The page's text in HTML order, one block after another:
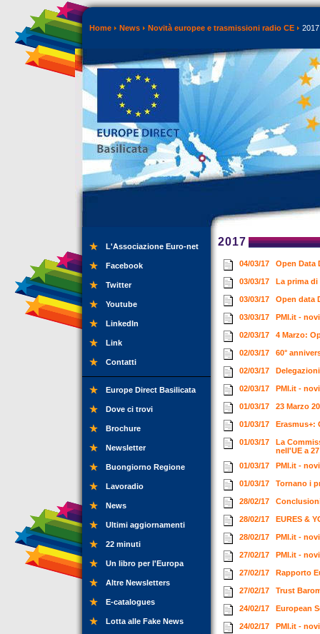
Home News Novità europee e trasmissioni radio CE 2017
L'Associazione Euro-net
Facebook
Twitter
Youtube
LinkedIn
Link
Contatti
Europe Direct Basilicata
Dove ci trovi
Brochure
Newsletter
Buongiorno Regione
Lavoradio
News
Ultimi aggiornamenti
22 minuti
Un libro per l'Europa
Altre Newsletters
E-catalogues
Lotta alle Fake News
2017
04/03/17 Open Data
03/03/17 La prima di
03/03/17 Open data
03/03/17 PMI.it -
02/03/17 4 Marzo:
02/03/17 60°
02/03/17
02/03/17 PMI.it -
01/03/17 23 Marzo
01/03/17 Erasmus+:
01/03/17
La
nell'UE a
01/03/17
PMI.it -
01/03/17 Tornano i
28/02/17
28/02/17 EURES &
28/02/17 PMI.it -
27/02/17 PMI.it -
27/02/17 Rapporto
27/02/17 Trust
24/02/17 European
24/02/17 PMI.it -